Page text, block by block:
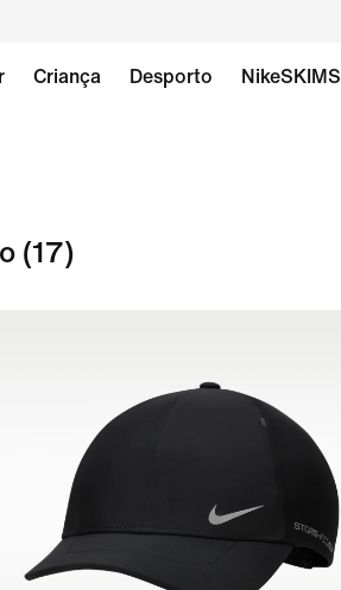
Criança Desporto NikeSKIMS
(17)